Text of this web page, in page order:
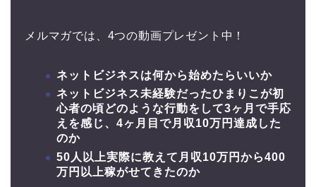
メルマガでは、4つの動画プレゼント中！
ネットビジネスは何から始めたらいいか
ネットビジネス未経験だったひまりこが初
心者の頃どのような行動をして3ヶ月で手応
えを感じ、4ヶ月目で月収10万円達成した
のか
50人以上実際に教えて月収10万円から400
万円以上稼がせてきたのか